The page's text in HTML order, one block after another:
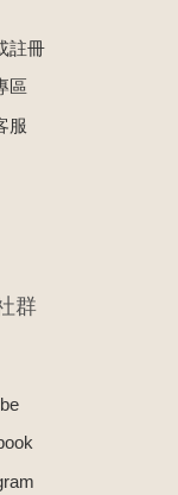
註冊
區
服
群